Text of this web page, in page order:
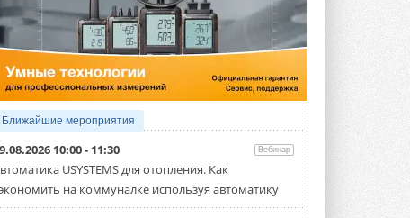
Ближайшие мероприятия
10:00 - 11:30 Вебинар
USYSTEMS для отопления. Как
на коммуналке используя автоматику